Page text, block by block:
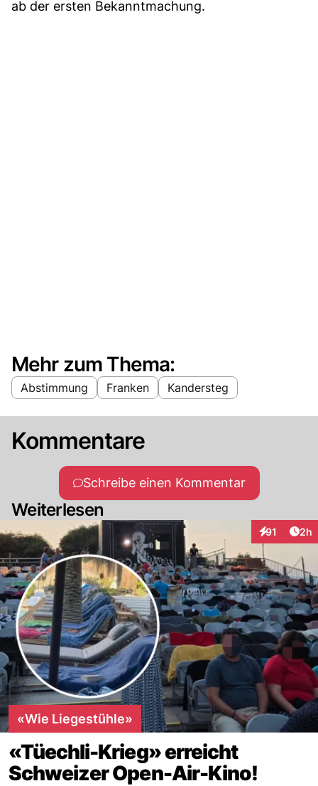
ab der ersten Bekanntmachung.
Mehr zum Thema:
Abstimmung Franken Kandersteg
Kommentare
Schreibe einen Kommentar
Weiterlesen
91
Interaktionen
2h
«Wie Liegestühle»
«Tüechli-Krieg» erreicht
Schweizer Open-Air-Kino!